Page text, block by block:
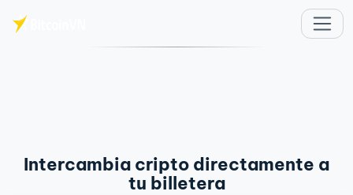
Intercambia cripto directamente a
tu billetera